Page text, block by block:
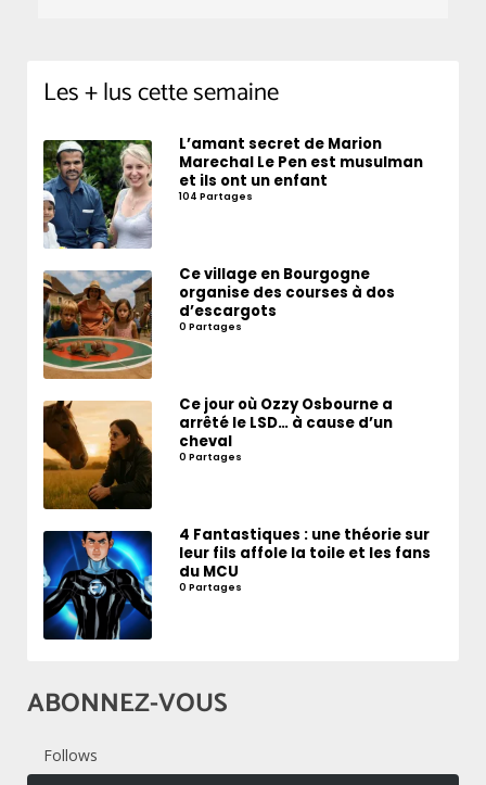
Les + lus cette semaine
L’amant secret de Marion
Marechal Le Pen est musulman
et ils ont un enfant
104 Partages
Ce village en Bourgogne
organise des courses à dos
d’escargots
0 Partages
Ce jour où Ozzy Osbourne a
arrêté le LSD… à cause d’un
cheval
0 Partages
4 Fantastiques : une théorie sur
leur fils affole la toile et les fans
du MCU
0 Partages
ABONNEZ-VOUS
Follows